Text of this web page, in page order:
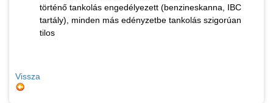
történő tankolás engedélyezett (benzineskanna, IBC
tartály), minden más edényzetbe tankolás szigorúan
tilos
Vissza